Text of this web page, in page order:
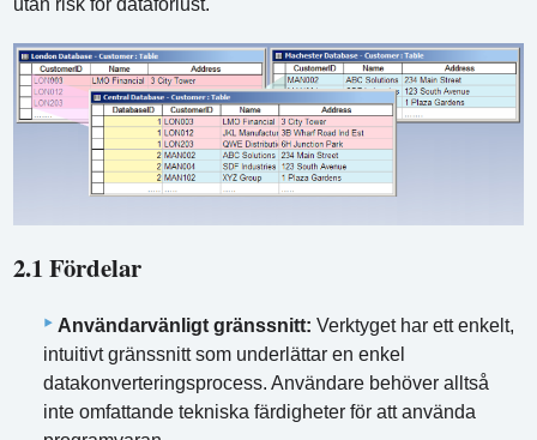
utan risk för dataförlust.
2.1 Fördelar
Användarvänligt gränssnitt: Verktyget har ett enkelt,
intuitivt gränssnitt som underlättar en enkel
datakonverteringsprocess. Användare behöver alltså
inte omfattande tekniska färdigheter för att använda